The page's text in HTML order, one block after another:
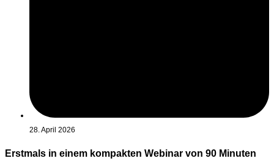
28. April 2026
Erstmals in einem kompakten Webinar von 90 Minuten